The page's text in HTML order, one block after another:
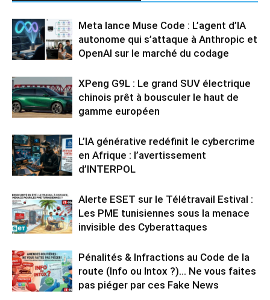
Meta lance Muse Code : L’agent d’IA
autonome qui s’attaque à Anthropic et
OpenAI sur le marché du codage
XPeng G9L : Le grand SUV électrique
chinois prêt à bousculer le haut de
gamme européen
L’IA générative redéfinit le cybercrime
en Afrique : l’avertissement
d’INTERPOL
Alerte ESET sur le Télétravail Estival :
Les PME tunisiennes sous la menace
invisible des Cyberattaques
Pénalités & Infractions au Code de la
route (Info ou Intox ?)… Ne vous faites
pas piéger par ces Fake News